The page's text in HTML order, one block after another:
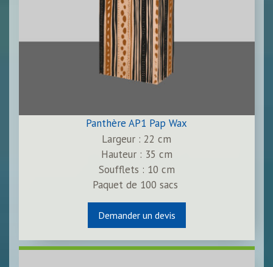
Panthère AP1 Pap Wax
Largeur : 22 cm
Hauteur : 35 cm
Soufflets : 10 cm
Paquet de 100 sacs
Demander un devis